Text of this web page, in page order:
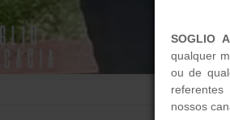
SOGLIO
qualquer
ou de
nossos